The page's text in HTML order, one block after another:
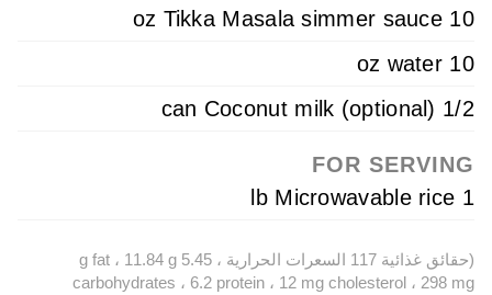
10 oz Tikka Masala simmer sauce
10 oz water
1/2 can Coconut milk (optional)
FOR SERVING
1 lb Microwavable rice
(حقائق غذائية 117 السعرات الحرارية ، 5.45 g fat ، 11.84 g
carbohydrates ، 6.2 protein ، 12 mg cholesterol ، 298 mg